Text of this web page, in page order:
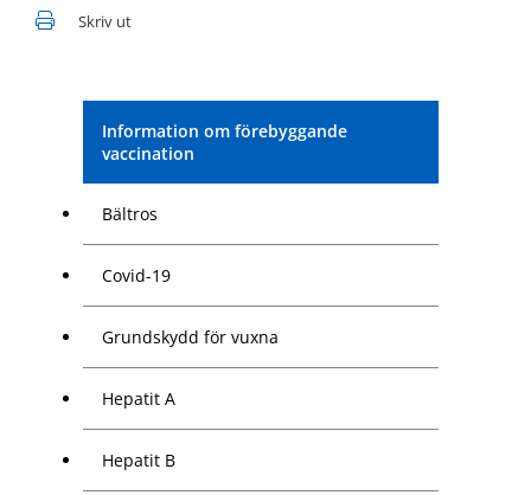
Information om förebyggande
vaccination
Bältros
Covid-19
Grundskydd för vuxna
Hepatit A
Hepatit B
Skriv ut